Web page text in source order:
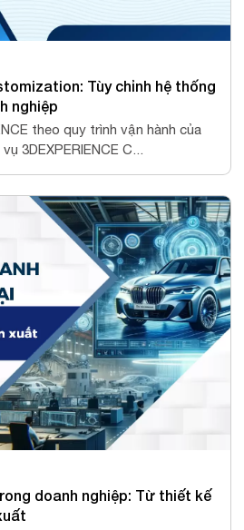
Tùy chỉnh hệ thống
nghiệp
theo quy trình vận hành của
3DEXPERIENCE C...
doanh nghiệp: Từ thiết kế